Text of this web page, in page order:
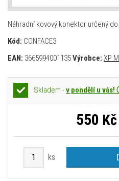
Náhradní kovový konektor určený
Kód: CONFACE3
EAN: 3665994001135Výrobce: XP
Skladem -v pondělí u
550 Kč
ks